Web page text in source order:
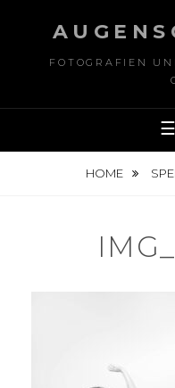
contentFOTOGRAFIEN
HOME